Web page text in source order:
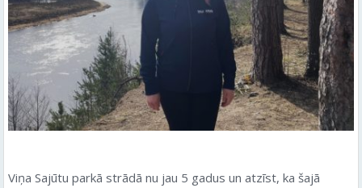
Viņa Sajūtu parkā strādā nu jau 5 gadus un atzīst, ka šajā